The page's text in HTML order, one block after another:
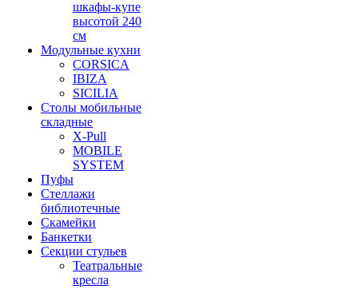
шкафы-купе
высотой 240
см
Модульные кухни
CORSICA
IBIZA
SICILIA
Столы мобильные
складные
X-Pull
MOBILE
SYSTEM
Пуфы
Стеллажи
библиотечные
Скамейки
Банкетки
Секции стульев
Театральные
кресла